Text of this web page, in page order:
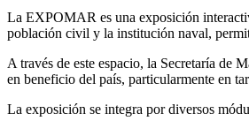
La EXPOMAR es una exposición
población civil y la institución naval,
A través de este espacio, la Secretaría de
en beneficio del país, particularmente en
La exposición se integra por diversos